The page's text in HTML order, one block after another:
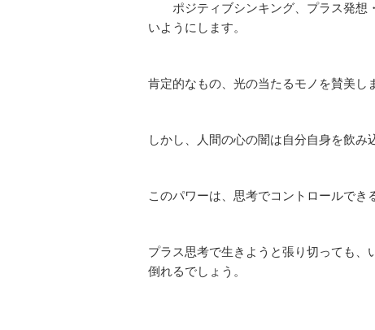
ポジティブシンキング、プラス発想
いようにします。
肯定的なもの、光の当たるモノを賛美し
しかし、人間の心の闇は自分自身を飲み
このパワーは、思考でコントロールでき
プラス思考で生きようと張り切っても、
倒れるでしょう。